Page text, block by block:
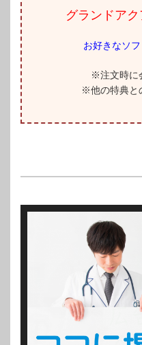
グランドア
お好きなソ
※注文時に
※他の特典と